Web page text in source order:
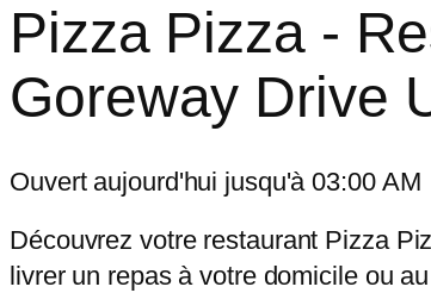
Pizza Pizza -
Goreway Drive
Ouvert aujourd'hui jusqu'à 03:00 AM
Découvrez votre restaurant Pizza
livrer un repas à votre domicile ou